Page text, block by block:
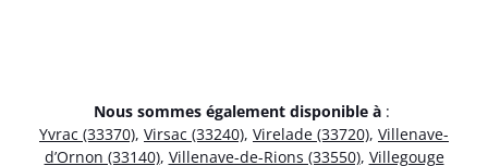
Nous sommes également disponible à :
Yvrac (33370), Virsac (33240), Virelade (33720), Villenave-
d’Ornon (33140), Villenave-de-Rions (33550), Villegouge